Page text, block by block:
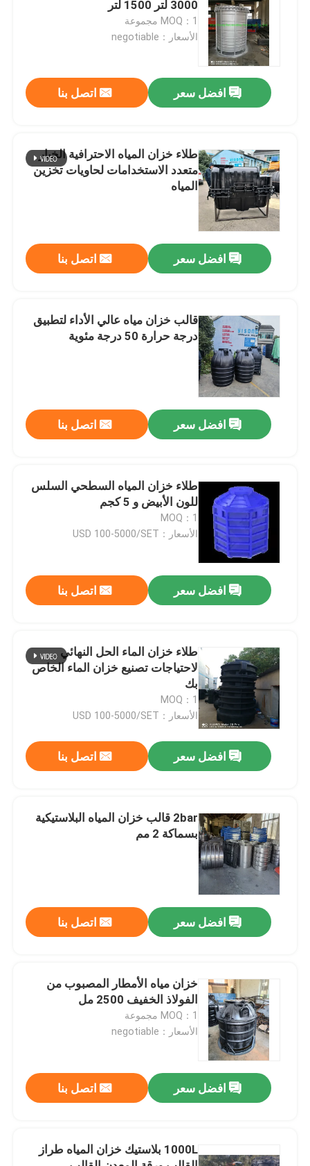
مسكن
أشرطة فيديو
معلومات عنا
جولة في المعمل
مراقبة الجودة
اتصل بنا
أخبار
قالب Rotomoulding
3000 لتر 1500 لتر
MOQ：1 مجموعة
الأسعار：negotiable
افضل سعر اتصل بنا
طلاء خزان المياه الاحترافية الخيار
متعدد الاستخدامات لحاويات تخزين
المياه
افضل سعر اتصل بنا
قالب خزان مياه عالي الأداء لتطبيق
درجة حرارة 50 درجة مئوية
افضل سعر اتصل بنا
طلاء خزان المياه السطحي السلس
للون الأبيض و 5 كجم
MOQ：1
الأسعار：USD 100-5000/SET
افضل سعر اتصل بنا
طلاء خزان الماء الحل النهائي
لاحتياجات تصنيع خزان الماء الخاص
بك
MOQ：1
الأسعار：USD 100-5000/SET
افضل سعر اتصل بنا
2bar قالب خزان المياه البلاستيكية
بسماكة 2 مم
افضل سعر اتصل بنا
خزان مياه الأمطار المصبوب من
الفولاذ الخفيف 2500 مل
MOQ：1 مجموعة
الأسعار：negotiable
افضل سعر اتصل بنا
1000L بلاستيك خزان المياه طراز